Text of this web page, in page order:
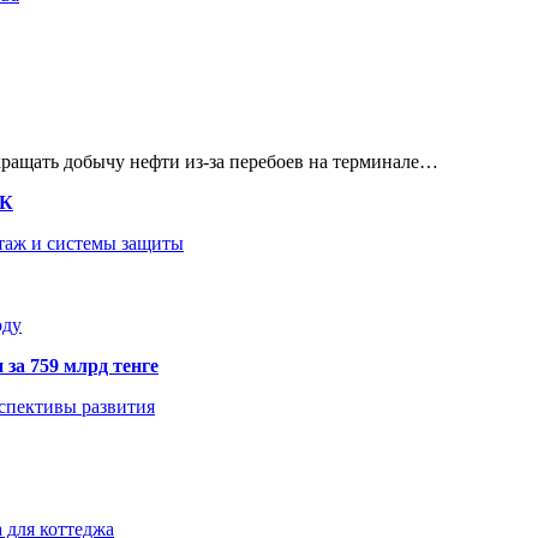
добычу нефти из-за перебоев на терминале…
и системы защиты
759 млрд тенге
развития
коттеджа